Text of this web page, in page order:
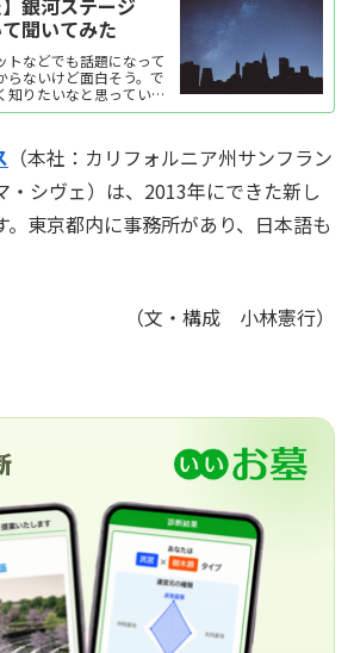
】銀河ステージ
聞いてみた
トなどでも話題になって
らないけど面白そう。で
知りたいなと思っている
か？今回は、宇宙葬のサ
（本社：カリフォルニア州サンフラン
・シヴェ）は、2013年にできた新し
。東京都内に事務所があり、日本語も
（文・構成 小林憲行）